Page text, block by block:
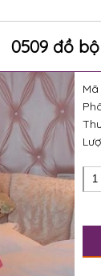
0509 đồ